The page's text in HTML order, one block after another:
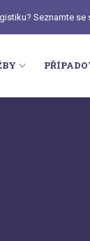
Seznamte se